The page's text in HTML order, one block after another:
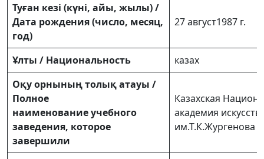
Туған кезі (күні, айы, жылы) /
Дата рождения (число, месяц,
год)
27 август1987 г.
Ұлты / Национальность
казах
Оқу орнының толық атауы /
Полное
наименование учебного
заведения, которое
завершили
Казахская
академия искусств
им.Т.К.Жургенова